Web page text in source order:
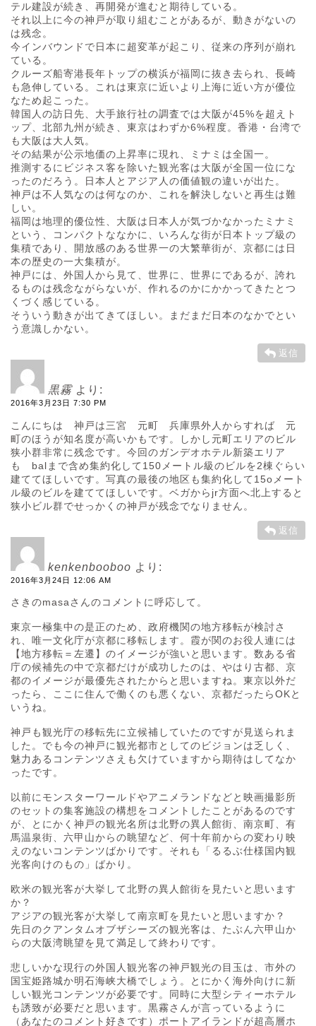
テル建設が続き、再開発が進むと期待している。
それ以上に今の神戸が取り組むことがあるが、動きがないの
は残念。
今インバウンドで日本に超変革が起こり、従来の序列が崩れ
ている。
クルーズ船寄港長年トップの横浜が福岡に抜き去られ、長崎
も急伸している。これは東京に近いより上海に近い方が優位
なため起こった。
韓国人の訪日先、大手旅行社の調査では大阪が45%を超えト
ップ、北部九州が続き、東京はわずか6%程度。香港・台湾で
も大阪は大人気。
その結果が公示地価の上昇率に現れ、ミナミは全国一。
推測するにビジネス客を除いた観光客は大阪が全国一位にな
ったのだろう。日本人とアジア人の価値観の違いが出た。
神戸は不人気なのは何なのか、これを解決しないと再生は難
しい。
福岡は地理的優位性、大阪は日本人が気づかなかったミナミ
という、コンパクトななかに、いろんな街が日本トップ級の
集積であり、開放感のある世界一の大繁華街が、京都には日
本の歴史の一大集積が。
神戸には、外国人から見て、世界に、世界にであるが、誇れ
るものは残念ながらないが、作れるのかにかかってきたとつ
くづく感じている。
そういう動きが出てきてほしい。まだまだ日本のなかでとい
う意識しかない。
返信
黒霧 より:
2016年3月23日 7:30 PM
こんにちは 神戸は三宮 元町 兵庫県外人からすれば 元
町のほうが知名度が高いかもです。しかし元町エリアのビル
狭小群非常に残念です。今回のガンデオホテル新築エリア
も balまで含め集約化して150メートル級のビルを2棟ぐらい
建ててほしいです。写真の最後の地区も集約化して15oメート
ル級のビルを建ててほしいです。ベガからjr方面へ北上すると
狭小ビル群でせっかくの神戸が残念でなりません。
返信
kenkenbooboo より:
2016年3月24日 12:06 AM
さきのmasaさんのコメントに呼応して。
東京一極集中の是正のため、政府機関の地方移転が検討さ
れ、唯一文化庁が京都に移転します。霞が関のお役人連には
【地方移転＝左遷】のイメージが強いと思います。数ある省
庁の候補先の中で京都だけが成功したのは、やはり古都、京
都のイメージが最優先されたからと思いますね。東京以外だ
ったら、ここに住んで働くのも悪くない、京都だったらOKと
いうね。
神戸も観光庁の移転先に立候補していたのですが見送られま
した。でも今の神戸に観光都市としてのビジョンは乏しく、
魅力あるコンテンツさえも欠けていますから期待はしてなか
ったです。
以前にモンスターワールドやアニメランドなどと映画撮影所
のセットの集客施設の構想をコメントしたことがあるのです
が、とにかく神戸の観光名所は北野の異人館街、南京町、有
馬温泉街、六甲山からの眺望など、何十年前からの変わり映
えのないコンテンツばかりです。それも「るるぶ仕様国内観
光客向けのもの」ばかり。
欧米の観光客が大挙して北野の異人館街を見たいと思います
か？
アジアの観光客が大挙して南京町を見たいと思いますか？
先日のクアンタムオブザシーズの観光客は、たぶん六甲山か
らの大阪湾眺望を見て満足して終わりです。
悲しいかな現行の外国人観光客の神戸観光の目玉は、市外の
国宝姫路城か明石海峡大橋でしょう。とにかく海外向けに新
しい観光コンテンツが必要です。同時に大型シティーホテル
も誘致が必要だと思います。黒霧さんが言っているように
（あなたのコメント好きです）ポートアイランドが超高層ホ